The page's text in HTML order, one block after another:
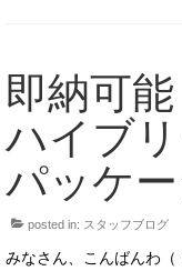
エムズオート
M’sCollection
エムズオート
即納可
ハイブ
パッケ
posted in: スタッフブログ
みなさん、こんばんわ（